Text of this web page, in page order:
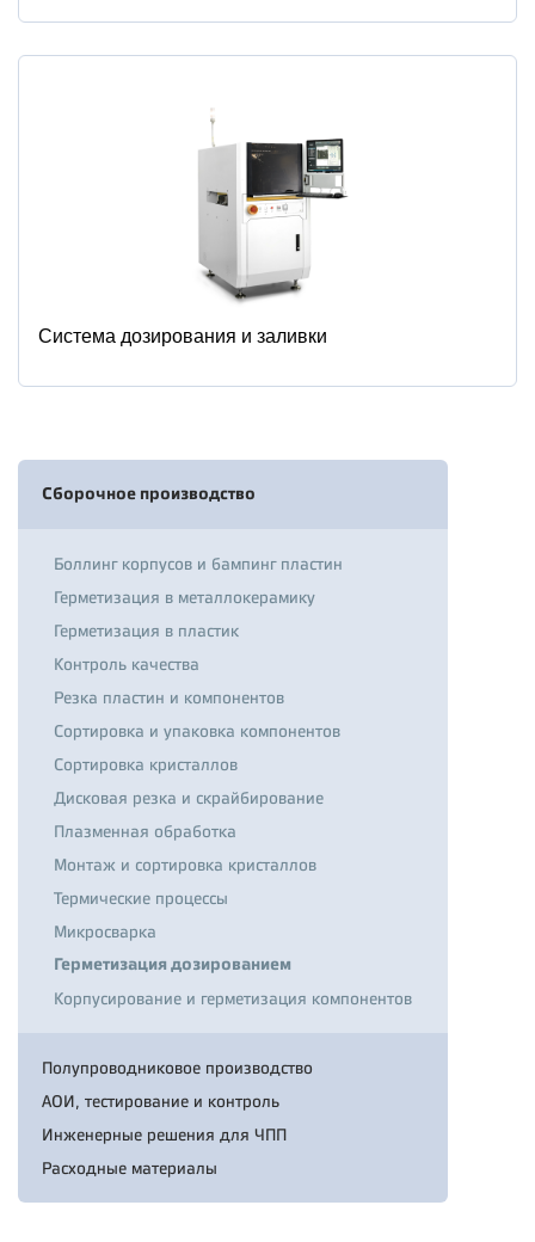
Система дозирования и заливки
Сборочное производство
Боллинг корпусов и бампинг пластин
Герметизация в металлокерамику
Герметизация в пластик
Контроль качества
Резка пластин и компонентов
Сортировка и упаковка компонентов
Сортировка кристаллов
Дисковая резка и скрайбирование
Плазменная обработка
Монтаж и сортировка кристаллов
Термические процессы
Микросварка
Герметизация дозированием
Корпусирование и герметизация компонентов
Полупроводниковое производство
АОИ, тестирование и контроль
Инженерные решения для ЧПП
Расходные материалы